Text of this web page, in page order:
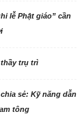
lễ Phật giáo” cần
trụ trì
sẻ: Kỹ năng dẫn
tông